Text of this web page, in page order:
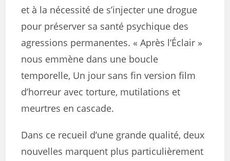
et à la nécessité de s’injecter une drogue
pour préserver sa santé psychique des
agressions permanentes. « Après l’Éclair »
nous emmène dans une boucle
temporelle, Un jour sans fin version film
d’horreur avec torture, mutilations et
meurtres en cascade.
Dans ce recueil d’une grande qualité, deux
nouvelles marquent plus particulièrement